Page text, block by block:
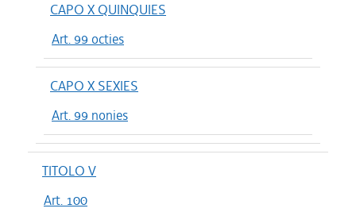
CAPO X QUINQUIES
Art. 99 octies
CAPO X SEXIES
Art. 99 nonies
TITOLO V
Art. 100